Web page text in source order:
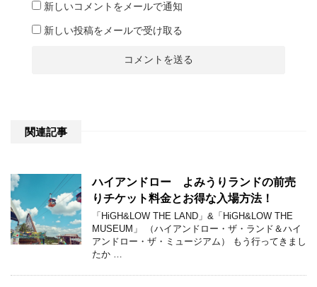
新しいコメントをメールで通知
新しい投稿をメールで受け取る
関連記事
ハイアンドロー よみうりランドの前売
りチケット料金とお得な入場方法！
「HiGH&LOW THE LAND」&「HiGH&LOW THE
MUSEUM」 （ハイアンドロー・ザ・ランド＆ハイ
アンドロー・ザ・ミュージアム） もう行ってきまし
たか …